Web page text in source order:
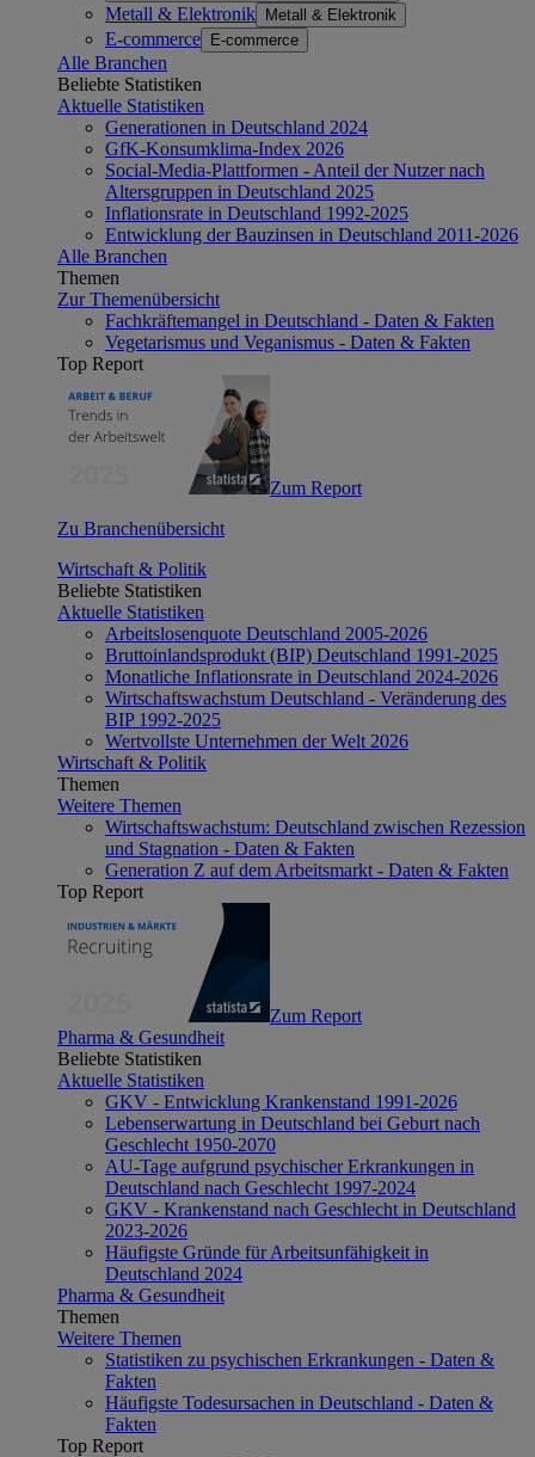
Metall & Elektronik Metall & Elektronik
E-commerce E-commerce
Alle Branchen
Beliebte Statistiken
Aktuelle Statistiken
Generationen in Deutschland 2024
GfK-Konsumklima-Index 2026
Social-Media-Plattformen - Anteil der Nutzer nach
Altersgruppen in Deutschland 2025
Inflationsrate in Deutschland 1992-2025
Entwicklung der Bauzinsen in Deutschland 2011-2026
Alle Branchen
Themen
Zur Themenübersicht
Fachkräftemangel in Deutschland - Daten & Fakten
Vegetarismus und Veganismus - Daten & Fakten
Top Report
Zum Report
Zu Branchenübersicht
Wirtschaft & Politik
Beliebte Statistiken
Aktuelle Statistiken
Arbeitslosenquote Deutschland 2005-2026
Bruttoinlandsprodukt (BIP) Deutschland 1991-2025
Monatliche Inflationsrate in Deutschland 2024-2026
Wirtschaftswachstum Deutschland - Veränderung des
BIP 1992-2025
Wertvollste Unternehmen der Welt 2026
Wirtschaft & Politik
Themen
Weitere Themen
Wirtschaftswachstum: Deutschland zwischen Rezession
und Stagnation - Daten & Fakten
Generation Z auf dem Arbeitsmarkt - Daten & Fakten
Top Report
Zum Report
Pharma & Gesundheit
Beliebte Statistiken
Aktuelle Statistiken
GKV - Entwicklung Krankenstand 1991-2026
Lebenserwartung in Deutschland bei Geburt nach
Geschlecht 1950-2070
AU-Tage aufgrund psychischer Erkrankungen in
Deutschland nach Geschlecht 1997-2024
GKV - Krankenstand nach Geschlecht in Deutschland
2023-2026
Häufigste Gründe für Arbeitsunfähigkeit in
Deutschland 2024
Pharma & Gesundheit
Themen
Weitere Themen
Statistiken zu psychischen Erkrankungen - Daten &
Fakten
Häufigste Todesursachen in Deutschland - Daten &
Fakten
Top Report